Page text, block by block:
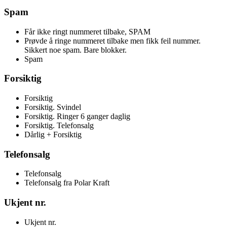
Spam
Får ikke ringt nummeret tilbake, SPAM
Prøvde å ringe nummeret tilbake men fikk feil nummer.
Sikkert noe spam. Bare blokker.
Spam
Forsiktig
Forsiktig
Forsiktig. Svindel
Forsiktig. Ringer 6 ganger daglig
Forsiktig. Telefonsalg
Dårlig + Forsiktig
Telefonsalg
Telefonsalg
Telefonsalg fra Polar Kraft
Ukjent nr.
Ukjent nr.